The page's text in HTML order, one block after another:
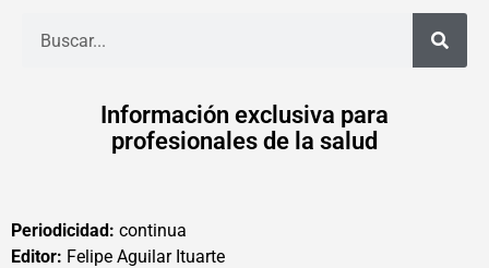
Información exclusiva para
profesionales de la salud
Periodicidad: continua
Editor: Felipe Aguilar Ituarte